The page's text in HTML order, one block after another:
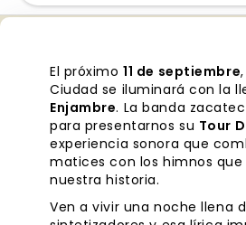
El próximo11 de septiembre
Ciudad se iluminará con la
Enjambre. La banda
para presentarnos su Tour
experiencia sonora que
matices con los himnos
nuestra historia.
Ven a vivir una noche llena